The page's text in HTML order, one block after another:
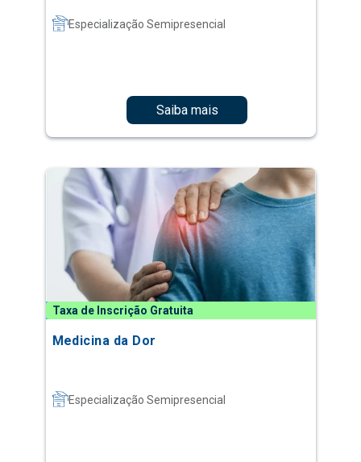
Especialização Semipresencial
Saiba mais
Taxa de Inscrição Gratuita
Medicina da Dor
Especialização Semipresencial